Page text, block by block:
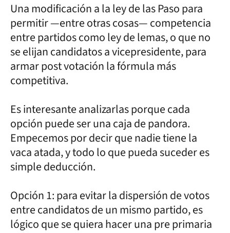
Una modificación a la ley de las Paso para
permitir —entre otras cosas— competencia
entre partidos como ley de lemas, o que no
se elijan candidatos a vicepresidente, para
armar post votación la fórmula más
competitiva.
Es interesante analizarlas porque cada
opción puede ser una caja de pandora.
Empecemos por decir que nadie tiene la
vaca atada, y todo lo que pueda suceder es
simple deducción.
Opción 1: para evitar la dispersión de votos
entre candidatos de un mismo partido, es
lógico que se quiera hacer una pre primaria